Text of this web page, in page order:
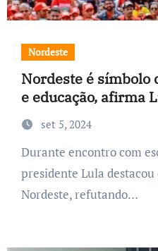
Nordeste
Nordeste é símbolo
e educação, afirma
set 5, 2024
Durante encontro com escolas destaque no Ideb, o
presidente Lula destacou
Nordeste, refutando…